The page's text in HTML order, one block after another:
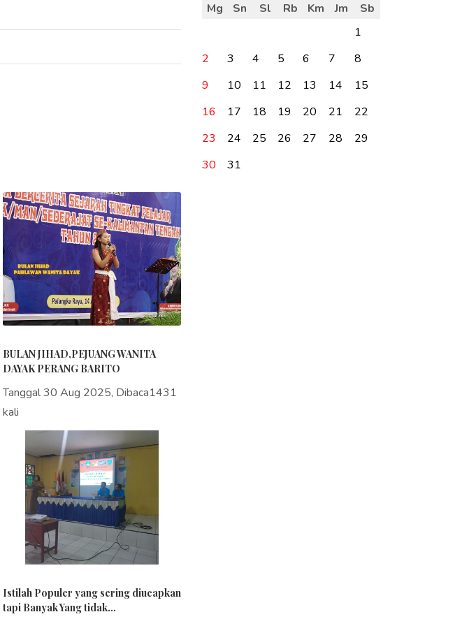
BULAN JIHAD,PEJUANG WANITA
DAYAK PERANG BARITO
Tanggal 30 Aug 2025, Dibaca1431
kali
Istilah Populer yang sering diucapkan
tapi Banyak Yang tidak...
Mg Sn Sl Rb Km Jm
Sb
1
2
3 4 5 6 7
8
9
10 11 12 13 14
15
16
17 18 19 20 21
22
23
24 25 26 27 28
29
30
31